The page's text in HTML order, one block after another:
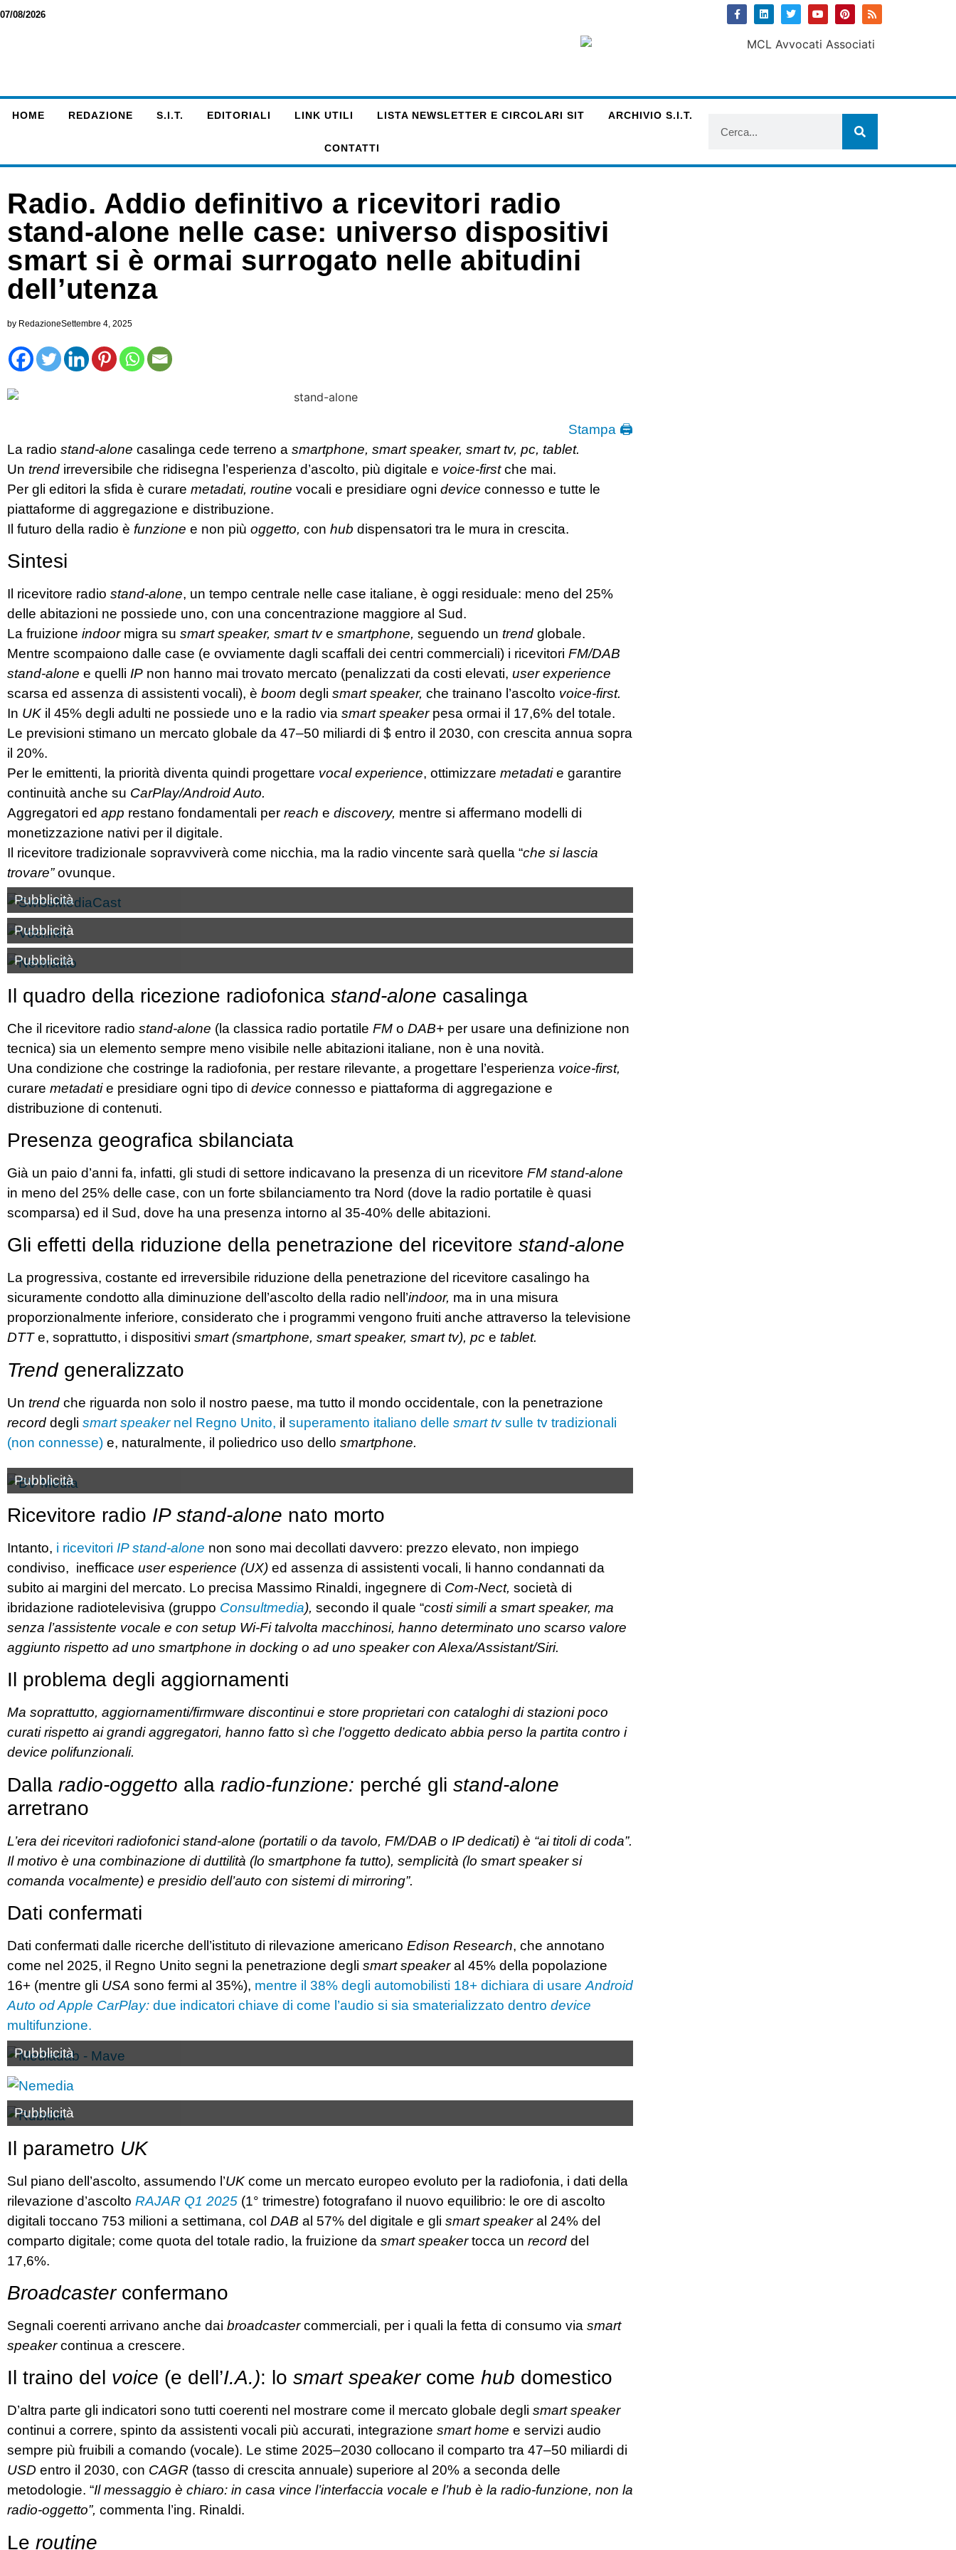
07/08/2026
HOME REDAZIONE S.I.T. EDITORIALI LINK UTILI LISTA NEWSLETTER E CIRCOLARI SIT ARCHIVIO S.I.T.
CONTATTI
Radio. Addio definitivo a ricevitori radio
stand-alone nelle case: universo dispositivi
smart si è ormai surrogato nelle abitudini
dell’utenza
by RedazioneSettembre 4, 2025
Stampa 🖨
La radio stand-alone casalinga cede terreno a smartphone, smart speaker, smart tv, pc, tablet.
Un trend irreversibile che ridisegna l’esperienza d’ascolto, più digitale e voice-firstche mai.
Per gli editori la sfida è curare metadati, routine vocali e presidiare ogni device connesso e tutte le
piattaforme di aggregazione e distribuzione.
Il futuro della radio è funzione e non più oggetto, con hub dispensatori tra le mura in crescita.
Sintesi
Il ricevitore radio stand-alone, un tempo centrale nelle case italiane, è oggi residuale: meno del 25%
delle abitazioni ne possiede uno, con una concentrazione maggiore al Sud.
La fruizione indoormigra su smart speaker, smart tve smartphone, seguendo un trend globale.
Mentre scompaiono dalle case (e ovviamente dagli scaffali dei centri commerciali) i ricevitori FM/DAB
stand-alone e quelli IP non hanno mai trovato mercato (penalizzati da costi elevati, user experience
scarsa ed assenza di assistenti vocali), è boom degli smart speaker, che trainano l’ascolto voice-first.
In UK il 45% degli adulti ne possiede uno e la radio via smart speakerpesa ormai il 17,6% del totale.
Le previsioni stimano un mercato globale da 47–50 miliardi di $ entro il 2030, con crescita annua sopra
il 20%.
Per le emittenti, la priorità diventa quindi progettare vocal experience, ottimizzare metadatie garantire
continuità anche su CarPlay/Android Auto.
Aggregatori ed app restano fondamentali per reach e discovery, mentre si affermano modelli di
monetizzazione nativi per il digitale.
Il ricevitore tradizionale sopravviverà come nicchia, ma la radio vincente sarà quella “che si lascia
trovare”ovunque.
Pubblicità
Pubblicità
Pubblicità
Il quadro della ricezione radiofonica stand-alone casalinga
Che il ricevitore radio stand-alone (la classica radio portatile FM o DAB+ per usare una definizione non
tecnica) sia un elemento sempre meno visibile nelle abitazioni italiane, non è una novità.
Una condizione che costringe la radiofonia, per restare rilevante, a progettare l’esperienza voice-first,
curare metadatie presidiare ogni tipo di device connesso e piattaforma di aggregazione e
distribuzione di contenuti.
Presenza geografica sbilanciata
Già un paio d’anni fa, infatti, gli studi di settore indicavano la presenza di un ricevitore FM stand-alone
in meno del 25% delle case, con un forte sbilanciamento tra Nord (dove la radio portatile è quasi
scomparsa) ed il Sud, dove ha una presenza intorno al 35-40% delle abitazioni.
Gli effetti della riduzione della penetrazione del ricevitore stand-alone
La progressiva, costante ed irreversibile riduzione della penetrazione del ricevitore casalingo ha
sicuramente condotto alla diminuzione dell’ascolto della radio nell’indoor, ma in una misura
proporzionalmente inferiore, considerato che i programmi vengono fruiti anche attraverso la televisione
DTTe, soprattutto, i dispositivi smart (smartphone, smart speaker, smart tv), pc e tablet.
Trendgeneralizzato
Un trend che riguarda non solo il nostro paese, ma tutto il mondo occidentale, con la penetrazione
record degli smart speakernel Regno Unito, il superamento italiano delle smart tvsulle tv tradizionali
(non connesse) e, naturalmente, il poliedrico uso dello smartphone.
Pubblicità
Ricevitore radio IP stand-alone nato morto
Intanto, i ricevitori IP stand-alone non sono mai decollati davvero: prezzo elevato, non impiego
condiviso, inefficace user esperience (UX) ed assenza di assistenti vocali, li hanno condannati da
subito ai margini del mercato. Lo precisa Massimo Rinaldi, ingegnere di Com-Nect, società di
ibridazione radiotelevisiva (gruppo Consultmedia), secondo il quale “costi simili a smart speaker, ma
senza l’assistente vocale e con setup Wi-Fi talvolta macchinosi, hanno determinato uno scarso valore
aggiunto rispetto ad uno smartphone in docking o ad uno speaker con Alexa/Assistant/Siri.
Il problema degli aggiornamenti
Ma soprattutto, aggiornamenti/firmware discontinui e store proprietari con cataloghi di stazioni poco
curati rispetto ai grandi aggregatori, hanno fatto sì che l’oggetto dedicato abbia perso la partita contro i
device polifunzionali.
Dalla radio-oggetto alla radio-funzione: perché gli stand-alone
arretrano
L’era dei ricevitori radiofonici stand-alone (portatili o da tavolo, FM/DAB o IP dedicati) è “ai titoli di coda”.
Il motivo è una combinazione di duttilità (lo smartphone fa tutto), semplicità (lo smart speaker si
comanda vocalmente) e presidio dell’auto con sistemi di mirroring”.
Dati confermati
Dati confermati dalle ricerche dell’istituto di rilevazione americano Edison Research, che annotano
come nel 2025, il Regno Unito segni la penetrazione degli smart speakeral 45% della popolazione
16+ (mentre gli USA sono fermi al 35%), mentre il 38% degli automobilisti 18+ dichiara di usare Android
Auto od Apple CarPlay: due indicatori chiave di come l’audio si sia smaterializzato dentro device
multifunzione.
Pubblicità
Pubblicità
Il parametro UK
Sul piano dell’ascolto, assumendo l’UK come un mercato europeo evoluto per la radiofonia, i dati della
rilevazione d’ascolto RAJAR Q1 2025 (1° trimestre) fotografano il nuovo equilibrio: le ore di ascolto
digitali toccano 753 milioni a settimana, col DAB al 57% del digitale e gli smart speakeral 24% del
comparto digitale; come quota del totale radio, la fruizione da smart speakertocca un record del
17,6%.
Broadcasterconfermano
Segnali coerenti arrivano anche dai broadcastercommerciali, per i quali la fetta di consumo via smart
speakercontinua a crescere.
Il traino del voice (e dell’I.A.): lo smart speakercome hub domestico
D’altra parte gli indicatori sono tutti coerenti nel mostrare come il mercato globale degli smart speaker
continui a correre, spinto da assistenti vocali più accurati, integrazione smart home e servizi audio
sempre più fruibili a comando (vocale). Le stime 2025–2030 collocano il comparto tra 47–50 miliardi di
USD entro il 2030, con CAGR (tasso di crescita annuale) superiore al 20% a seconda delle
metodologie. “Il messaggio è chiaro: in casa vince l’interfaccia vocale e l’hub è la radio-funzione, non la
radio-oggetto”, commenta l’ing. Rinaldi.
Le routine